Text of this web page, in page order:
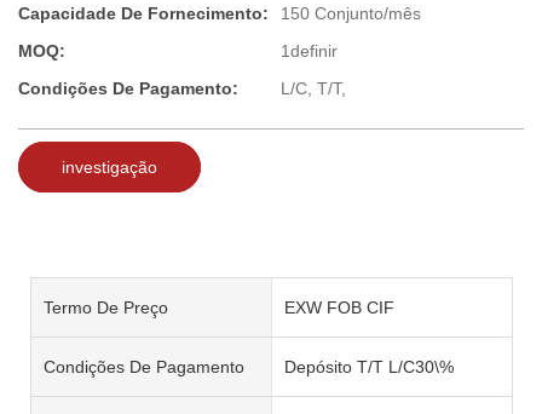
Capacidade De Fornecimento:
150 Conjunto/mês
MOQ:
1definir
Condições De Pagamento:
L/C, T/T,
investigação
Termo De Preço EXW FOB CIF
Condições De Pagamento Depósito T/T L/C30\%